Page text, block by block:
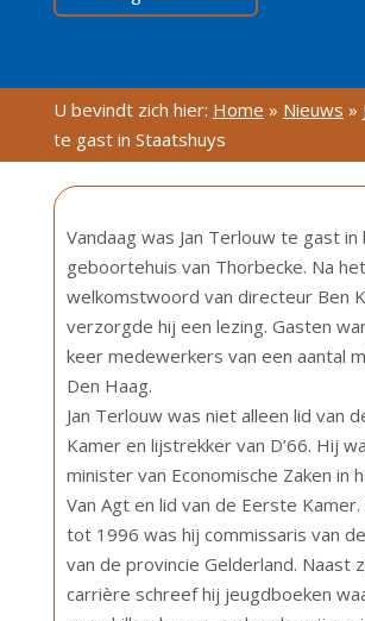
U bevindt zich hier: Home » Nieuws »
te gast in Staatshuys
Vandaag was Jan Terlouw te gast in
geboortehuis van Thorbecke. Na het
welkomstwoord van directeur Ben
verzorgde hij een lezing. Gasten
keer medewerkers van een aantal
Den Haag.
Jan Terlouw was niet alleen lid van
Kamer en lijstrekker van D’66. Hij
minister van Economische Zaken in
Van Agt en lid van de Eerste Kamer.
tot 1996 was hij commissaris van
van de provincie Gelderland. Naast
carrière schreef hij jeugdboeken